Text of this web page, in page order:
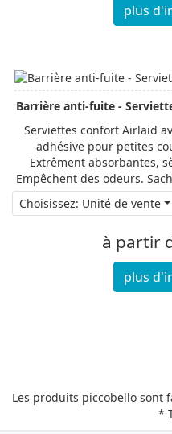
plus
Barrière anti-fuite -
Serviettes confort Airlaid
adhésive pour petites
Extrêment absorbantes,
Empêchent des odeurs.
Choisissez: Unité de vente
à partir
plus
Les produits piccobello sont
*